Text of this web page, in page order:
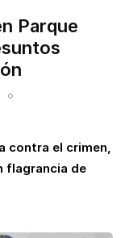
Parque
contra el crimen,
flagrancia de